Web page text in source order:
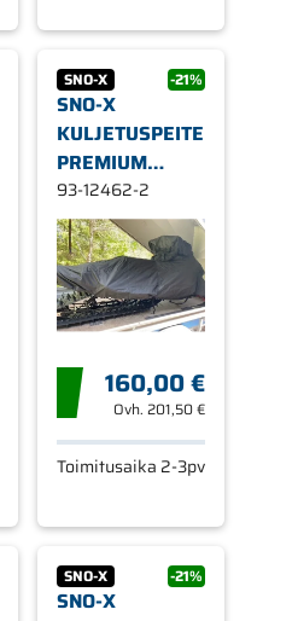
SNO-X -21%
SNO-X
KULJETUSPEITE
PREMIUM
EASY-LOAD
POLARIS RMK
MATRYX
93-12462-2
160,00 €
Ovh.201,50 €
Toimitusaika 2-3pv
SNO-X -21%
SNO-X